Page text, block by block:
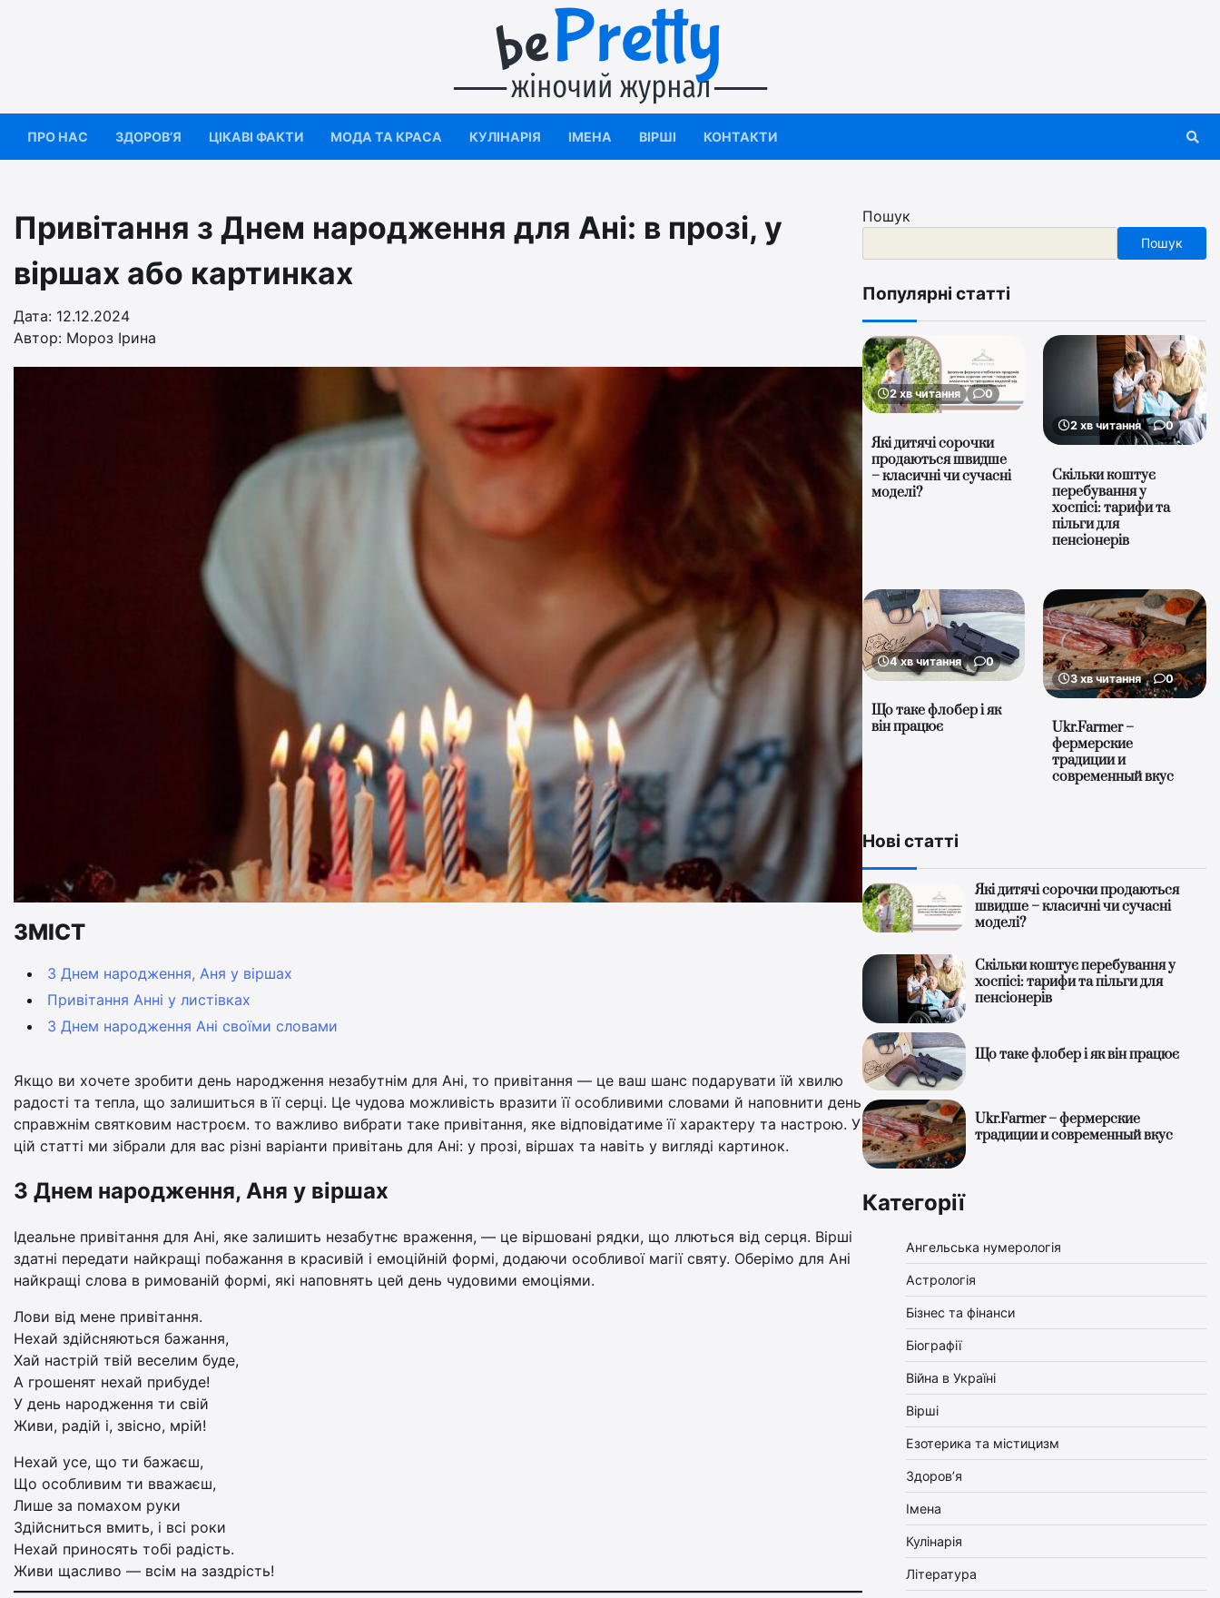
ПРО НАС ЗДОРОВ’Я ЦІКАВІ ФАКТИ МОДА ТА КРАСА КУЛІНАРІЯ ІМЕНА ВІРШІ КОНТАКТИ
Привітання з Днем народження для Ані: в прозі, у
віршах або картинках
Дата: 12.12.2024
Автор: Мороз Ірина
ЗМІСТ
З Днем народження, Аня у віршах
Привітання Анні у листівках
З Днем народження Ані своїми словами
Якщо ви хочете зробити день народження незабутнім для Ані, то привітання — це ваш шанс подарувати їй хвилю
радості та тепла, що залишиться в її серці. Це чудова можливість вразити її особливими словами й наповнити день
справжнім святковим настроєм. то важливо вибрати таке привітання, яке відповідатиме її характеру та настрою. У
цій статті ми зібрали для вас різні варіанти привітань для Ані: у прозі, віршах та навіть у вигляді картинок.
З Днем народження, Аня у віршах
Ідеальне привітання для Ані, яке залишить незабутнє враження, — це віршовані рядки, що ллються від серця. Вірші
здатні передати найкращі побажання в красивій і емоційній формі, додаючи особливої магії святу. Оберімо для Ані
найкращі слова в римованій формі, які наповнять цей день чудовими емоціями.
Лови від мене привітання.
Нехай здійсняються бажання,
Хай настрій твій веселим буде,
А грошенят нехай прибуде!
У день народження ти свій
Живи, радій і, звісно, мрій!
Нехай усе, що ти бажаєш,
Що особливим ти вважаєш,
Лише за помахом руки
Здійсниться вмить, і всі роки
Нехай приносять тобі радість.
Живи щасливо — всім на заздрість!
Пошук
Пошук
Популярні статті
2 хв читання 0
Які дитячі сорочки
продаються швидше
– класичні чи сучасні
моделі?
2 хв читання 0
Скільки коштує
перебування у
хоспісі: тарифи та
пільги для
пенсіонерів
4 хв читання 0
Що таке флобер і як
він працює
3 хв читання 0
Ukr.Farmer –
фермерские
традиции и
современный вкус
Нові статті
Які дитячі сорочки продаються
швидше – класичні чи сучасні
моделі?
Скільки коштує перебування у
хоспісі: тарифи та пільги для
пенсіонерів
Що таке флобер і як він працює
Ukr.Farmer – фермерские
традиции и современный вкус
Категорії
Ангельська нумерологія
Астрологія
Бізнес та фінанси
Біографії
Війна в Україні
Вірші
Езотерика та містицизм
Здоров’я
Імена
Кулінарія
Література